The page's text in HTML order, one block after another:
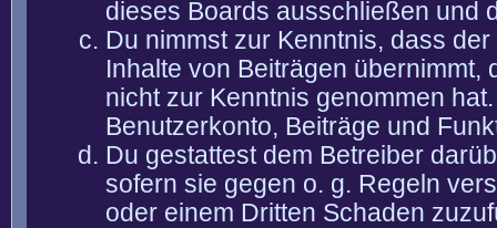
dieses Boards ausschließen und
Du nimmst zur Kenntnis, dass
Inhalte von Beiträgen übernimmt,
nicht zur Kenntnis genommen
Benutzerkonto, Beiträge und
Du gestattest dem Betreiber
sofern sie gegen o. g. Regeln
oder einem Dritten Schaden